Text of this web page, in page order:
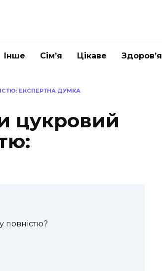
Інше Сім’я Цікаве Здоров’я
ЕКСПЕРТНА ДУМКА
цукровий
повністю?